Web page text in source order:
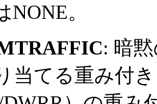
NONE。
: 暗
当てる重み付